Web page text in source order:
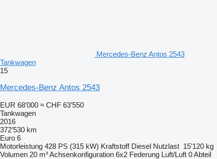
Mercedes-Benz Antos 2543
Tankwagen
15
Mercedes-Benz Antos 2543
EUR 68’000 ≈ CHF 63’550
Tankwagen
2016
372’530 km
Euro 6
Motorleistung 428 PS (315 kW) Kraftstoff Diesel Nutzlast 15’120 kg
Volumen 20 m³Achsenkonfiguration 6x2 Federung Luft/Luft 0 Abteil